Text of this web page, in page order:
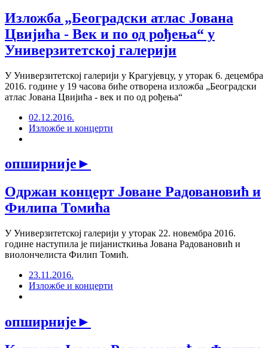
Изложба „Београдски атлас Јована
Цвијића - Век и по од рођења“ у
Универзитетској галерији
У Универзитетској галерији у Крагујевцу, у уторак 6. децембра
2016. године у 19 часова биће отворена изложба „Београдски
атлас Јована Цвијића - век и по од рођења“
02.12.2016.
Изложбе и концерти
опширније►
Одржан концерт Јоване Радовановић и
Филипа Томића
У Универзитетској галерији у уторак 22. новембра 2016.
године наступила је пијанисткиња Јована Радовановић и
виолончелиста Филип Томић.
23.11.2016.
Изложбе и концерти
опширније►